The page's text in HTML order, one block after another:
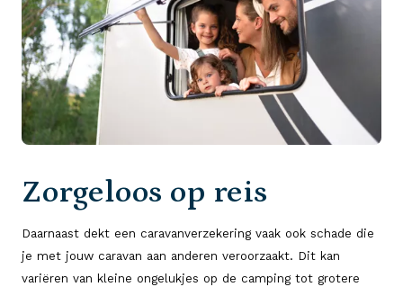
Zorgeloos op reis
Daarnaast dekt een caravanverzekering vaak ook schade die
je met jouw caravan aan anderen veroorzaakt. Dit kan
variëren van kleine ongelukjes op de camping tot grotere